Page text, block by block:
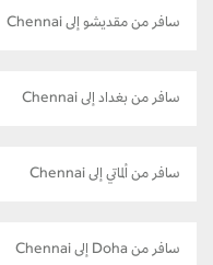
سافر من مقديشو إلى Chennai
سافر من بغداد إلى Chennai
سافر من ألماتي إلى Chennai
سافر من Doha إلى Chennai